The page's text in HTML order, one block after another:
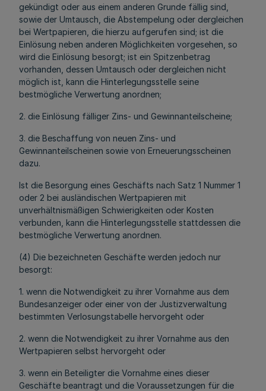
gekündigt oder aus einem anderen Grunde fällig sind,
sowie der Umtausch, die Abstempelung oder dergleichen
bei Wertpapieren, die hierzu aufgerufen sind; ist die
Einlösung neben anderen Möglichkeiten vorgesehen, so
wird die Einlösung besorgt; ist ein Spitzenbetrag
vorhanden, dessen Umtausch oder dergleichen nicht
möglich ist, kann die Hinterlegungsstelle seine
bestmögliche Verwertung anordnen;
2. die Einlösung fälliger Zins- und Gewinnanteilscheine;
3. die Beschaffung von neuen Zins- und
Gewinnanteilscheinen sowie von Erneuerungsscheinen
dazu.
Ist die Besorgung eines Geschäfts nach Satz 1 Nummer 1
oder 2 bei ausländischen Wertpapieren mit
unverhältnismäßigen Schwierigkeiten oder Kosten
verbunden, kann die Hinterlegungsstelle stattdessen die
bestmögliche Verwertung anordnen.
(4) Die bezeichneten Geschäfte werden jedoch nur
besorgt:
1. wenn die Notwendigkeit zu ihrer Vornahme aus dem
Bundesanzeiger oder einer von der Justizverwaltung
bestimmten Verlosungstabelle hervorgeht oder
2. wenn die Notwendigkeit zu ihrer Vornahme aus den
Wertpapieren selbst hervorgeht oder
3. wenn ein Beteiligter die Vornahme eines dieser
Geschäfte beantragt und die Voraussetzungen für die